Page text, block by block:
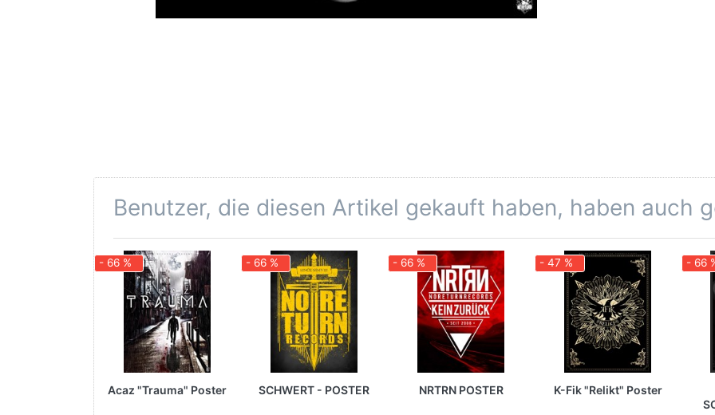
Benutzer, die diesen Artikel gekauft haben, haben auch
- 66 %
Acaz "Trauma" Poster
- 66 %
SCHWERT - POSTER
- 66 %
NRTRN POSTER
- 47 %
K-Fik "Relikt" Poster
- 66